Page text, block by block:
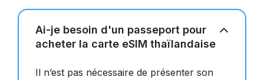
Ai-je besoin d'un passeport pour
acheter la carte eSIM thaïlandaise
Il n’est pas nécessaire de présenter son